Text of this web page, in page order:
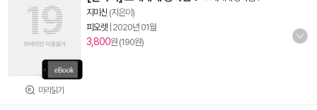
미리읽기
지미신 (지은이)
피오렛 2020년 01월
3,800원 (190원)